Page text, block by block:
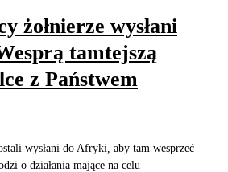
żołnierze wysłani
tamtejszą
z Państwem
wysłani do Afryki, aby tam wesprzeć
o działania mające na celu